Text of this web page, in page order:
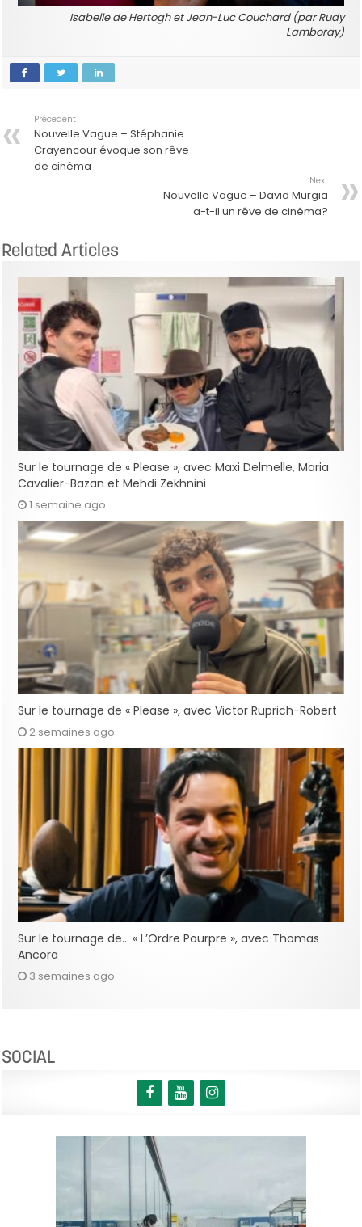
Isabelle de Hertogh et Jean-Luc Couchard (par Rudy
Lamboray)
Précedent
Nouvelle Vague – Stéphanie
Crayencour évoque son rêve
de cinéma
Next
Nouvelle Vague – David Murgia
a-t-il un rêve de cinéma?
Related Articles
Sur le tournage de « Please », avec Maxi Delmelle, Maria
Cavalier-Bazan et Mehdi Zekhnini
1 semaine ago
Sur le tournage de « Please », avec Victor Ruprich-Robert
2 semaines ago
Sur le tournage de… « L’Ordre Pourpre », avec Thomas
Ancora
3 semaines ago
SOCIAL